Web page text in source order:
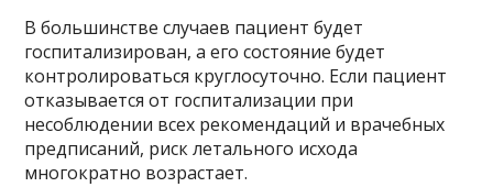
В большинстве случаев пациент будет
госпитализирован, а его состояние будет
контролироваться круглосуточно. Если пациент
отказывается от госпитализации при
несоблюдении всех рекомендаций и врачебных
предписаний, риск летального исхода
многократно возрастает.